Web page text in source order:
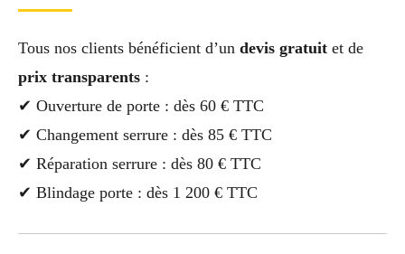
Tous nos clients bénéficient d’un devis gratuit et de
prix transparents :
✔ Ouverture de porte : dès 60 € TTC
✔ Changement serrure : dès 85 € TTC
✔ Réparation serrure : dès 80 € TTC
✔ Blindage porte : dès 1 200 € TTC